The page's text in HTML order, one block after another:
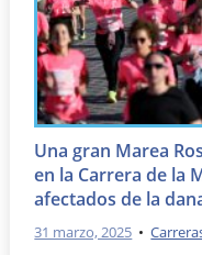
Una gran Marea
en la Carrera de la
afectados de la
31 marzo, 2025 •